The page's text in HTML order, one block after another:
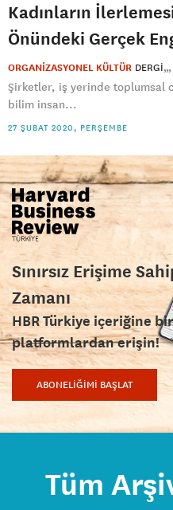
Kadınların
Önündeki Gerçek
ORGANİZASYONEL KÜLTÜR DERGI
Şirketler, iş yerinde toplumsal
bilim insan...
27 ŞUBAT 2020, PERŞEMBE
Sınırsız Erişime
Zamanı
HBR Türkiye içeriğine
platformlardan erişin!
ABONELİĞİMİ BAŞLAT
Tüm